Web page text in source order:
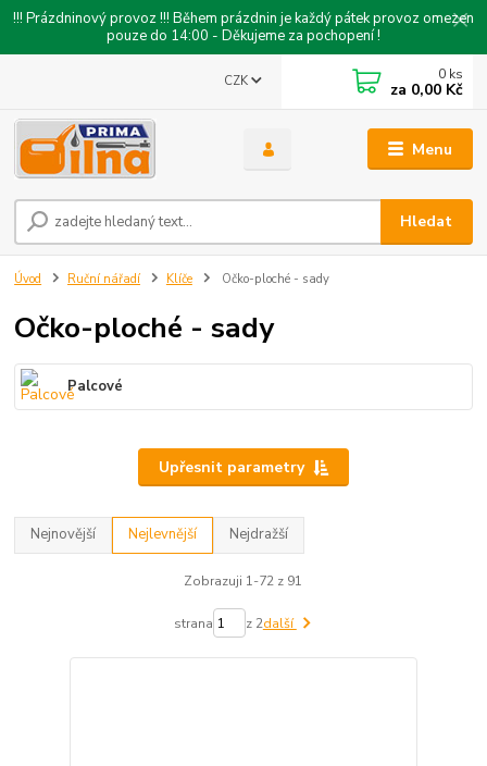
!!! Prázdninový provoz !!! Během prázdnin je každý pátek provoz omezen
pouze do 14:00 - Děkujeme za pochopení !
Menu
CZK
Hledat
0 ks
za 0,00 Kč
Úvod Ruční nářadí Klíče Očko-ploché - sady
Očko-ploché - sady
Palcové
Upřesnit parametry
Nejnovější Nejlevnější Nejdražší
Zobrazuji 1-72 z 91
strana z 2další